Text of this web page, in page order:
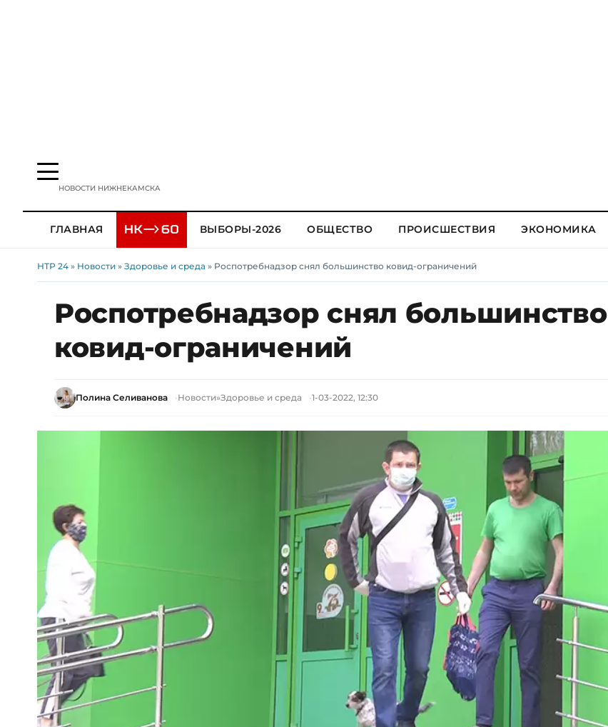
НОВОСТИ НИЖНЕКАМСКА
ГЛАВНАЯ ВЫБОРЫ-2026 ОБЩЕСТВО ПРОИСШЕСТВИЯ ЭКОНОМИКА
НТР 24 » Новости » Здоровье и среда » Роспотребнадзор снял большинство ковид-ограничений
Роспотребнадзор снял большинство
ковид-ограничений
Полина Селиванова Новости»Здоровье и среда 1-03-2022, 12:30